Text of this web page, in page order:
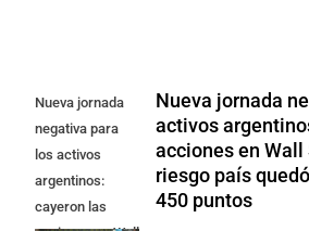
Nueva jornada
negativa para
los activos
argentinos:
cayeron las
Nueva jornada
activos
acciones en Wall
riesgo país
450 puntos